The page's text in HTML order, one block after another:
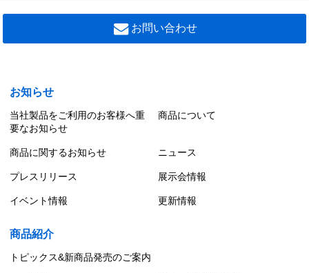
お問い合わせ
お知らせ
当社製品をご利用のお客様へ重
要なお知らせ
商品について
商品に関するお知らせ ニュース
プレスリリース 展示会情報
イベント情報 更新情報
商品紹介
トピックス&新商品発売のご案内